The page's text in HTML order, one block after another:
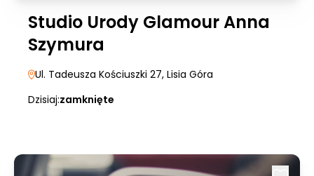
Studio Urody Glamour Anna
Szymura
Ul. Tadeusza Kościuszki 27, Lisia Góra
Dzisiaj:zamknięte